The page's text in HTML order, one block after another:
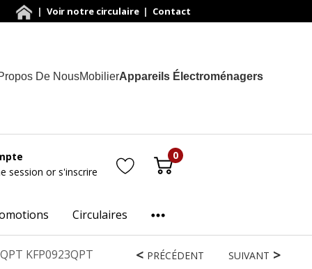
| Voir notre circulaire | Contact
De NousMobilierAppareils Électroménagers
session or s'inscrire
0
Circulaires
KFP0923QPT PRÉCÉDENT SUIVANT